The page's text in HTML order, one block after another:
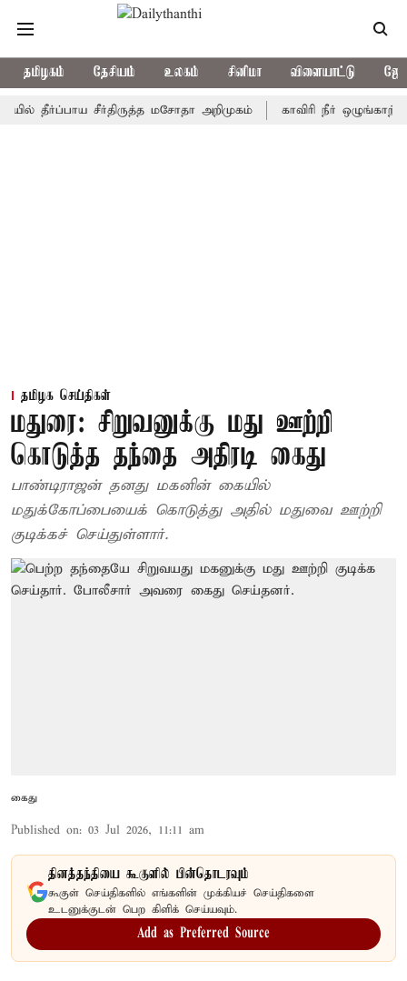
தமிழகம் தேசியம் உலகம் சினிமா விளையாட்டு
சீர்திருத்த மசோதா அறிமுகம் காவிரி நீர் ஒழுங்காற்று குழு
தமிழக செய்திகள்
மதுரை: சிறுவனுக்கு மது ஊற்றி
கொடுத்த தந்தை அதிரடி கைது
பாண்டிராஜன் தனது மகனின் கையில்
மதுக்கோப்பையைக் கொடுத்து அதில் மதுவை ஊற்றி
குடிக்கச் செய்துள்ளார்.
கைது
Published on: 03 Jul 2026, 11:11 am
தினத்தந்தியை கூகுளில் பின்தொடரவும்
கூகுள் செய்திகளில் எங்களின் முக்கியச் செய்திகளை
உடனுக்குடன் பெற கிளிக் செய்யவும்.
Add as Preferred Source